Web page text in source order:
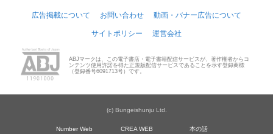
広告掲載について お問い合わせ 動画・バナー広告について
サイトポリシー 運営会社
ABJマークは、この電子書店・電子書籍配信サービスが、著作権者からコ
ンテンツ使用許諾を得た正規版配信サービスであることを示す登録商標
（登録番号6091713号）です。
(c) Bungeishunju Ltd.
Number Web CREA WEB 本の話